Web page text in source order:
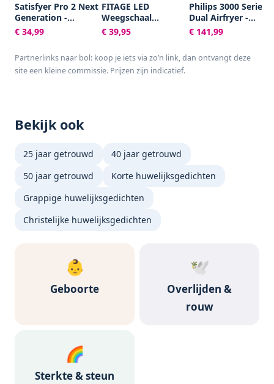
Satisfyer Pro 2 Next
Generation -
Luchtdrukvibrator
met 11
waterdicht
€ 34,99
FITAGE LED
Weegschaal
Personenweegschaal
Digitaal - Slimme
Lichaamsanalyse -
Weegschalen -
€ 39,95
Philips 3000 Series
Dual Airfryer -
NA351/00 - Dubbele
Mand - 9L - Tot 6
Zwart/Zilver
€ 141,99
Partnerlinks naar bol: koop je iets via zo’n link, dan ontvangt deze
site een kleine commissie. Prijzen zijn indicatief.
Bekijk ook
25 jaar getrouwd
40 jaar getrouwd
50 jaar getrouwd
Korte huwelijksgedichten
Grappige huwelijksgedichten
Christelijke huwelijksgedichten
👶
Geboorte
🕊️
Overlijden &
rouw
🌈
Sterkte & steun